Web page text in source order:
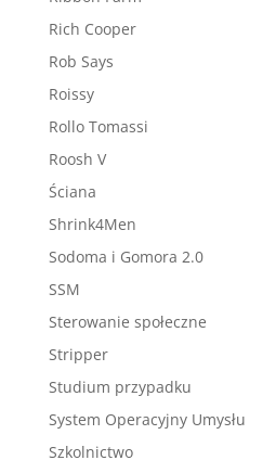
Rich Cooper
Rob Says
Roissy
Rollo Tomassi
Roosh V
Ściana
Shrink4Men
Sodoma i Gomora 2.0
SSM
Sterowanie społeczne
Stripper
Studium przypadku
System Operacyjny Umysłu
Szkolnictwo